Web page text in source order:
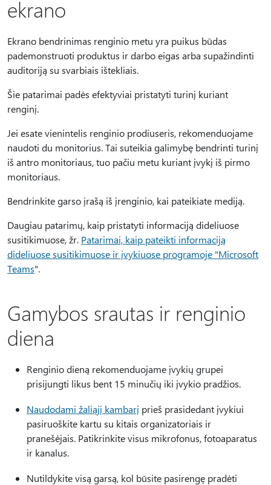
ekrano
Ekrano bendrinimas renginio metu yra puikus būdas
pademonstruoti produktus ir darbo eigas arba supažindinti
auditoriją su svarbiais ištekliais.
Šie patarimai padės efektyviai pristatyti turinį kuriant
renginį.
Jei esate vienintelis renginio prodiuseris, rekomenduojame
naudoti du monitorius. Tai suteikia galimybę bendrinti turinį
iš antro monitoriaus, tuo pačiu metu kuriant įvykį iš pirmo
monitoriaus.
Bendrinkite garso įrašą iš įrenginio, kai pateikiate mediją.
Daugiau patarimų, kaip pristatyti informaciją dideliuose
susitikimuose, žr. Patarimai, kaip pateikti informaciją
dideliuose susitikimuose ir įvykiuose programoje "Microsoft
Teams".
Gamybos srautas ir renginio
diena
Renginio dieną rekomenduojame įvykių grupei
prisijungti likus bent 15 minučių iki įvykio pradžios.
Naudodami žaliąjį kambarį prieš prasidedant įvykiui
pasiruoškite kartu su kitais organizatoriais ir
pranešėjais. Patikrinkite visus mikrofonus, fotoaparatus
ir kanalus.
Nutildykite visą garsą, kol būsite pasirengę pradėti